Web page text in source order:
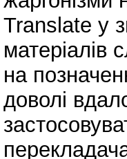
Translate у
матеріалів
на
доволі